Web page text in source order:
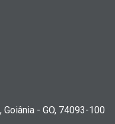
Goiânia - GO, 74093-100